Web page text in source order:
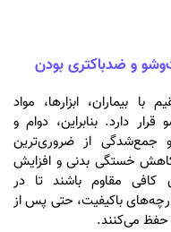
بیماران، ابزارها، مواد
دارد. بنابراین، دوام و
جمع‌شدگی از ضروری‌ترین
خستگی بدنی و افزایش
کافی مقاوم باشند تا در
باکیفیت، حتی پس از
حفظ می‌کنند.